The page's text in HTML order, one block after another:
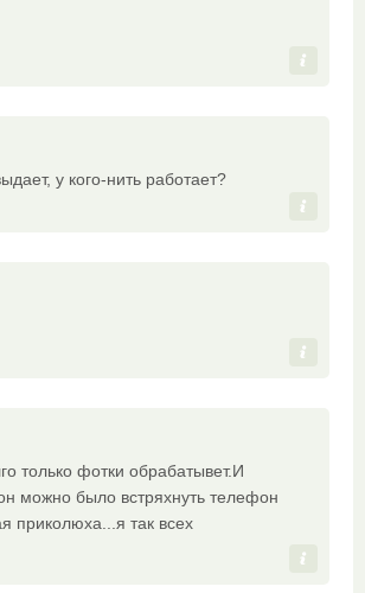
у кого-нить работает?
только фотки обрабатывет.И
можно было встряхнуть телефон
приколюха...я так всех